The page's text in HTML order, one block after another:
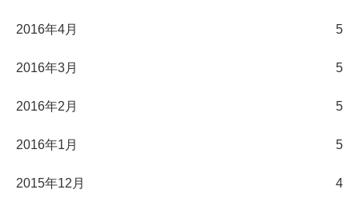
2016年4月 5
2016年3月 5
2016年2月 5
2016年1月 5
2015年12月 4